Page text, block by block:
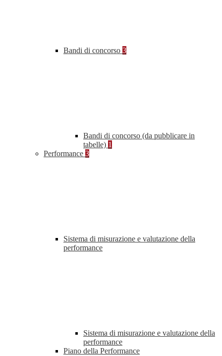
Bandi di concorso 3
Bandi di concorso (da pubblicare in
tabelle) 1
Performance 3
Sistema di misurazione e valutazione della
performance
Sistema di misurazione e valutazione della
performance
Piano della Performance